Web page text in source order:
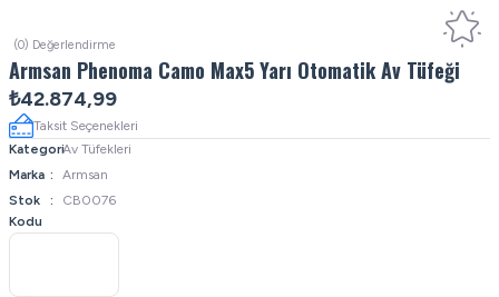
(0) Değerlendirme
Armsan Phenoma Camo Max5 Yarı Otomatik Av Tüfeği
₺42.874,99
Taksit Seçenekleri
KategoriAv Tüfekleri
Marka
Armsan
Stok
Kodu
CB0076